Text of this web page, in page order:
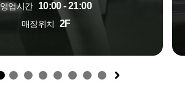
영업시간 10:00 - 21:00
매장위치 2F
1